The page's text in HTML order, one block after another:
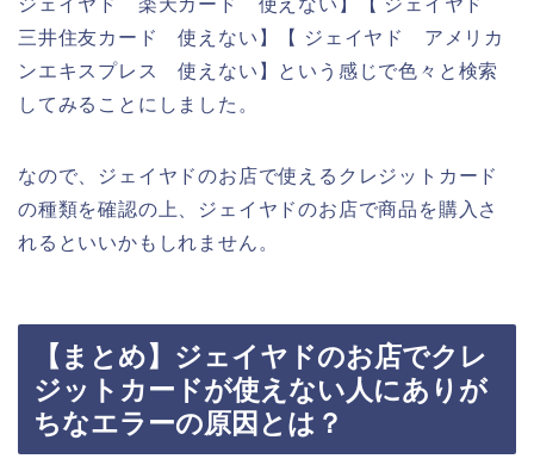
三井住友カード 使えない】【 ジェイヤド アメリカ
ンエキスプレス 使えない】という感じで色々と検索
してみることにしました。
なので、ジェイヤドのお店で使えるクレジットカード
の種類を確認の上、ジェイヤドのお店で商品を購入さ
れるといいかもしれません。
【まとめ】ジェイヤドのお店でクレ
ジットカードが使えない人にありが
ちなエラーの原因とは？